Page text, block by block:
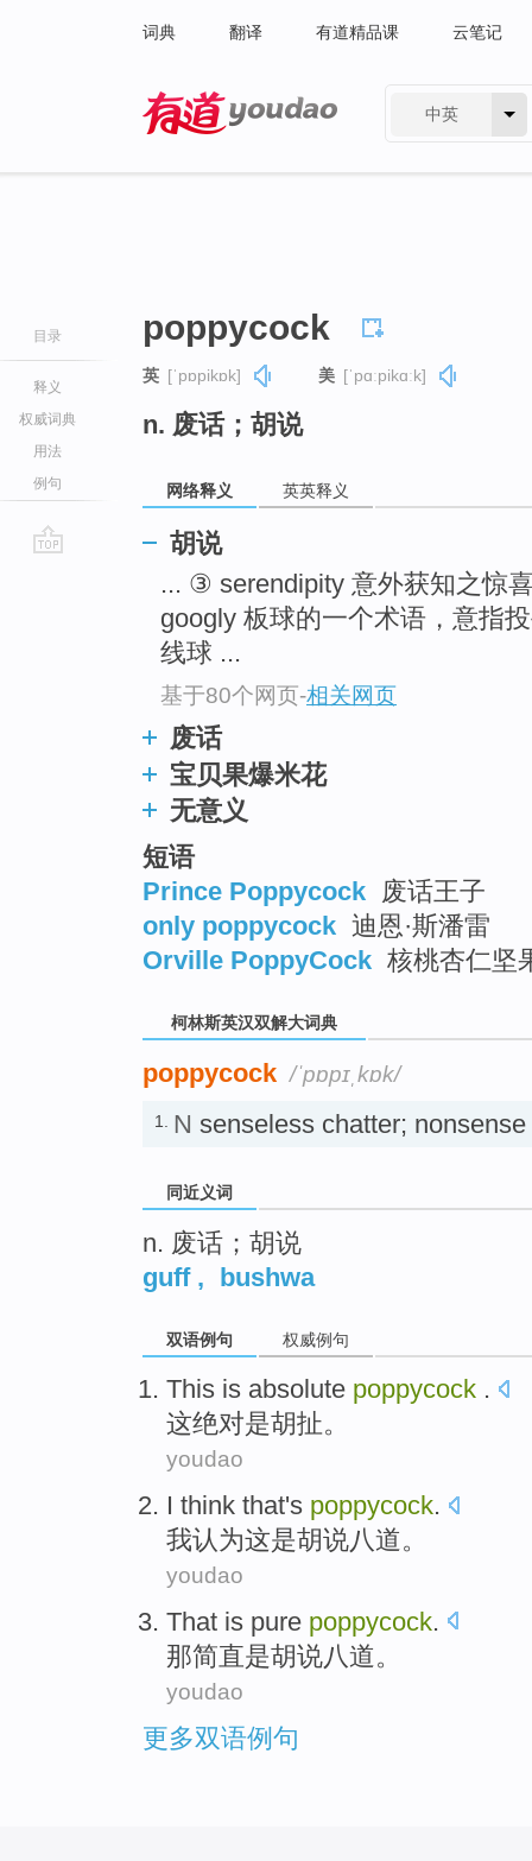
词典 翻译 有道精品课 云笔记
中英
目录
释义
权威词典
用法
例句
poppycock
英 [ˈpɒpikɒk] 美 [ˈpɑːpikɑːk]
n. 废话；胡说
网络释义 英英释义
胡说
... ③ serendipity 意外获知之惊
googly 板球的一个术语，意指
线球 ...
基于80个网页-相关网页
废话
宝贝果爆米花
无意义
短语
Prince Poppycock 废话王子
only poppycock 迪恩·斯潘雷
Orville PoppyCock 核桃杏仁坚
柯林斯英汉双解大词典
poppycock /ˈpɒpɪˌkɒk/
1. N senseless chatter;
同近义词
n. 废话；胡说
guff, bushwa
双语例句 权威例句
This is absolute poppycock .
这绝对是胡扯。
youdao
I think that's poppycock.
我认为这是胡说八道。
youdao
That is pure poppycock.
那简直是胡说八道。
youdao
更多双语例句